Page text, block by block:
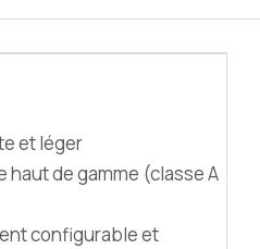
et léger
haut de gamme (classe A
configurableet